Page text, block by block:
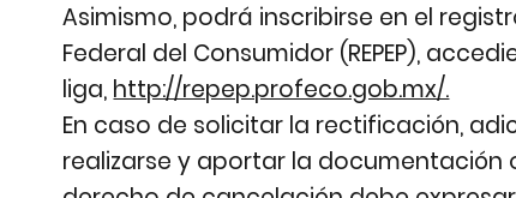
Asimismo, podrá inscribirse en el
Federal del Consumidor (REPEP),
liga, http://repep.profeco.gob.mx/.
En caso de solicitar la rectificación,
realizarse y aportar la documentación